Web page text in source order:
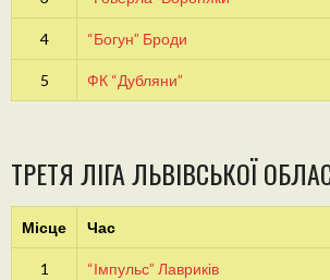
4 “Богун” Броди
5 ФК “Дубляни”
ТРЕТЯ ЛІГА ЛЬВІВСЬКОЇ
Місце Час
1 “Імпульс” Лавриків